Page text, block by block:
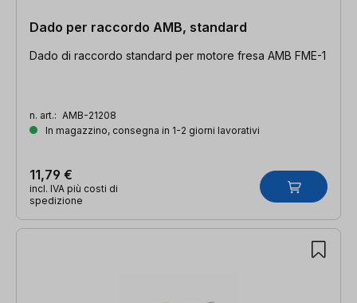
Dado per raccordo AMB, standard
Dado di raccordo standard per motore fresa AMB FME-1
n. art.: AMB-21208
In magazzino, consegna in 1-2 giorni lavorativi
11,79 €
incl. IVA più costi di
spedizione